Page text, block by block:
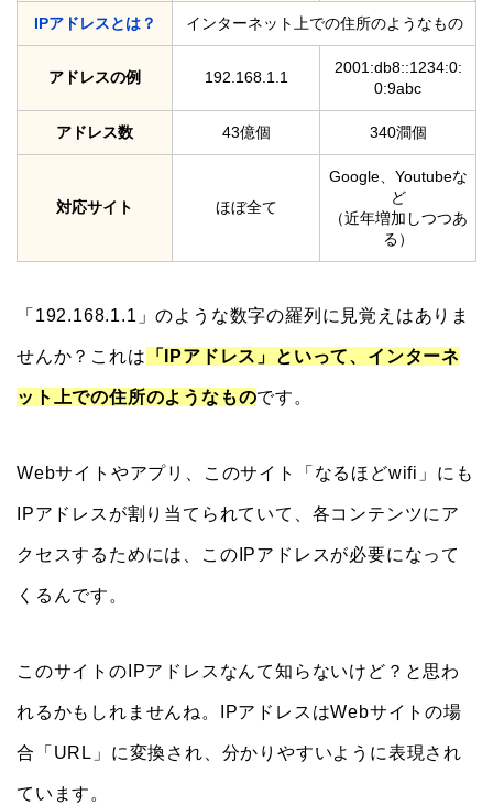
IPアドレスとは？ インターネット上での住所のようなもの
アドレスの例 192.168.1.1
2001:db8::1234:0:
0:9abc
アドレス数 43億個 340澗個
対応サイト ほぼ全て
Google、Youtubeな
ど
（近年増加しつつあ
る）
「192.168.1.1」のような数字の羅列に見覚えはありま
せんか？これは 「IPアドレス」といって、インターネ
ット上での住所のようなものです。
Webサイトやアプリ、このサイト「なるほどwifi」にも
IPアドレスが割り当てられていて、各コンテンツにア
クセスするためには、このIPアドレスが必要になって
くるんです。
このサイトのIPアドレスなんて知らないけど？と思わ
れるかもしれませんね。IPアドレスはWebサイトの場
合「URL」に変換され、分かりやすいように表現され
ています。